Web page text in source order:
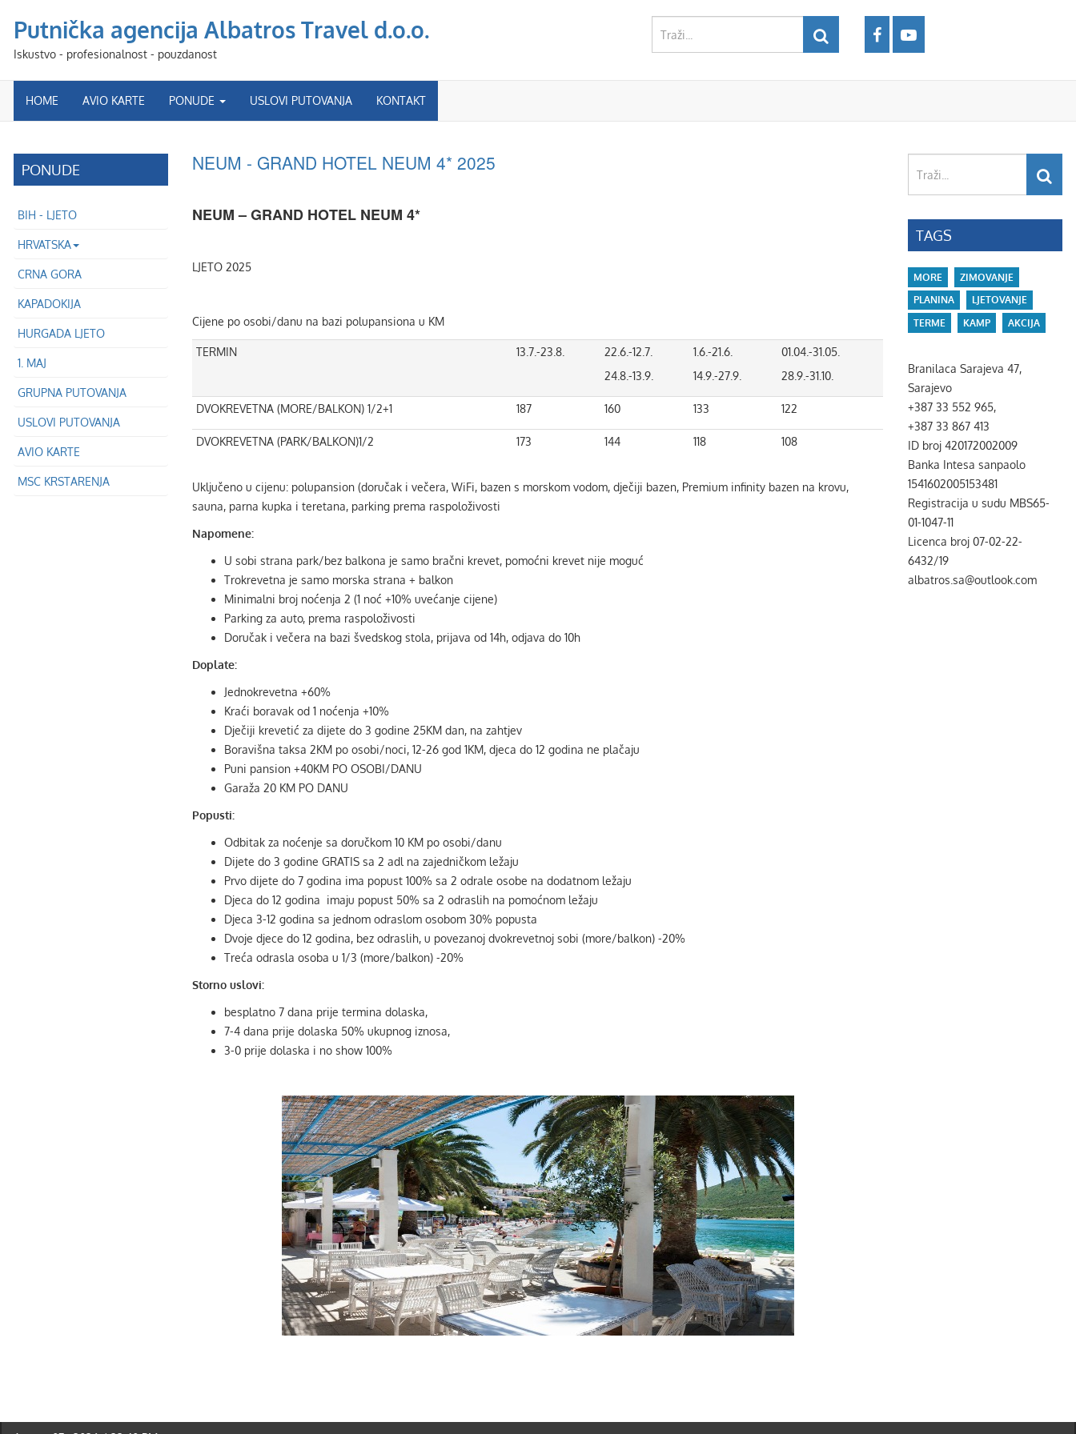
Putnička agencija Albatros Travel d.o.o.
Iskustvo - profesionalnost - pouzdanost
HOME AVIO KARTE PONUDE USLOVI PUTOVANJA KONTAKT
NEUM - GRAND HOTEL NEUM 4* 2025
NEUM – GRAND HOTEL NEUM 4*
LJETO 2025
Cijene po osobi/danu na bazi polupansiona u KM
TERMIN 13.7.-23.8.
22.6.-12.7.
24.8.-13.9.
1.6.-21.6.
14.9.-27.9.
01.04.-31.05.
28.9.-31.10.
DVOKREVETNA (MORE/BALKON) 1/2+1 187 160 133 122
DVOKREVETNA (PARK/BALKON)1/2 173 144 118 108
Uključeno u cijenu: polupansion (doručak i večera, WiFi, bazen s morskom vodom, dječiji bazen, Premium infinity bazen na krovu,
sauna, parna kupka i teretana, parking prema raspoloživosti
Napomene:
U sobi strana park/bez balkona je samo bračni krevet, pomoćni krevet nije moguć
Trokrevetna je samo morska strana + balkon
Minimalni broj noćenja 2 (1 noć +10% uvećanje cijene)
Parking za auto, prema raspoloživosti
Doručak i večera na bazi švedskog stola, prijava od 14h, odjava do 10h
Doplate:
Jednokrevetna +60%
Kraći boravak od 1 noćenja +10%
Dječiji krevetić za dijete do 3 godine 25KM dan, na zahtjev
Boravišna taksa 2KM po osobi/noci, 12-26 god 1KM, djeca do 12 godina ne plačaju
Puni pansion +40KM PO OSOBI/DANU
Garaža 20 KM PO DANU
Popusti:
Odbitak za noćenje sa doručkom 10 KM po osobi/danu
Dijete do 3 godine GRATIS sa 2 adl na zajedničkom ležaju
Prvo dijete do 7 godina ima popust 100% sa 2 odrale osobe na dodatnom ležaju
Djeca do 12 godina imaju popust 50% sa 2 odraslih na pomoćnom ležaju
Djeca 3-12 godina sa jednom odraslom osobom 30% popusta
Dvoje djece do 12 godina, bez odraslih, u povezanoj dvokrevetnoj sobi (more/balkon) -20%
Treća odrasla osoba u 1/3 (more/balkon) -20%
Storno uslovi:
besplatno 7 dana prije termina dolaska,
7-4 dana prije dolaska 50% ukupnog iznosa,
3-0 prije dolaska i no show 100%
PONUDE
BIH - LJETO
HRVATSKA
CRNA GORA
KAPADOKIJA
HURGADA LJETO
1. MAJ
GRUPNA PUTOVANJA
USLOVI PUTOVANJA
AVIO KARTE
MSC KRSTARENJA
TAGS
MORE
ZIMOVANJE
PLANINA
LJETOVANJE
TERME
KAMP AKCIJA
Branilaca Sarajeva 47,
Sarajevo
+387 33 552 965,
+387 33 867 413
ID broj 420172002009
Banka Intesa sanpaolo
1541602005153481
Registracija u sudu MBS65-
01-1047-11
Licenca broj 07-02-22-
6432/19
albatros.sa@outlook.com